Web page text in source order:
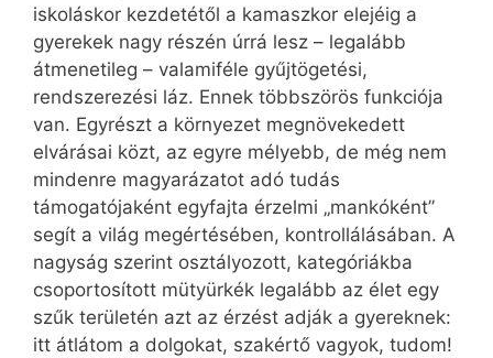
iskoláskor kezdetétől a kamaszkor elejéig a
gyerekek nagy részén úrrá lesz – legalább
átmenetileg – valamiféle gyűjtögetési,
rendszerezési láz. Ennek többszörös funkciója
van. Egyrészt a környezet megnövekedett
elvárásai közt, az egyre mélyebb, de még nem
mindenre magyarázatot adó tudás
támogatójaként egyfajta érzelmi „mankóként”
segít a világ megértésében, kontrollálásában. A
nagyság szerint osztályozott, kategóriákba
csoportosított mütyürkék legalább az élet egy
szűk területén azt az érzést adják a gyereknek:
itt átlátom a dolgokat, szakértő vagyok, tudom!